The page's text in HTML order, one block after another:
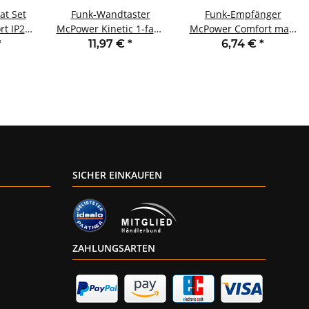
Set
IP20
Funk-Wandtaster
McPower Kinetic 1-fach
IP66 Funktion ohne
11,97 € *
Funk-Empfänger
McPower Comfort max.
2.300W max. 70m
6,74 € *
SICHER EINKAUFEN
ZAHLUNGSARTEN